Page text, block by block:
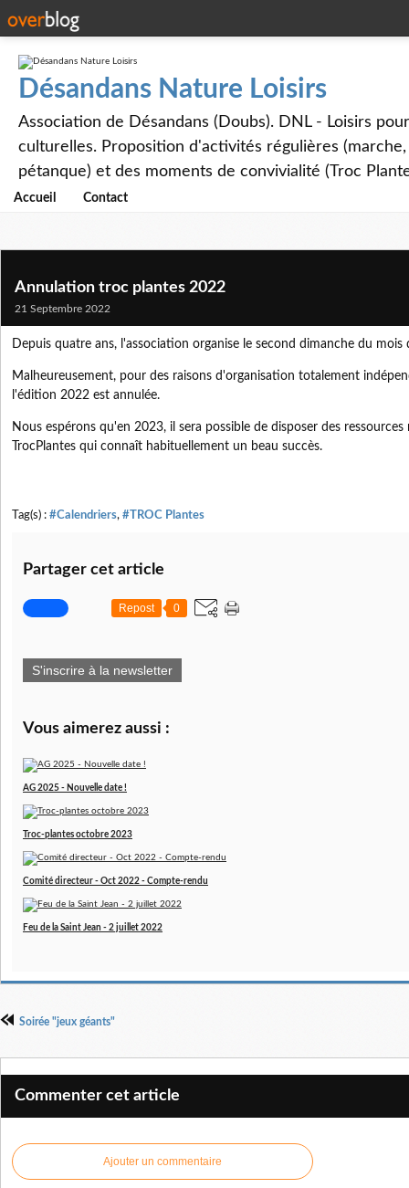
Désandans Nature Loisirs
Association de Désandans (Doubs). DNL - Loisirs
culturelles. Proposition d'activités régulières
pétanque) et des moments de convivialité (Troc
Accueil Contact
Annulation troc plantes 2022
21 Septembre 2022
Depuis quatre ans, l'association organise le second dimanche du mois
Malheureusement, pour des raisons d'organisation totalement
l'édition 2022 est annulée.
Nous espérons qu'en 2023, il sera possible de disposer des
TrocPlantes qui connaît habituellement un beau succès.
Tag(s) : #Calendriers, #TROC Plantes
Partager cet article
Repost 0
S'inscrire à la newsletter
Vous aimerez aussi :
AG 2025 - Nouvelle date !
Troc-plantes octobre 2023
Comité directeur - Oct 2022 - Compte-rendu
Feu de la Saint Jean - 2 juillet 2022
Soirée "jeux géants"
Commenter cet article
Ajouter un commentaire